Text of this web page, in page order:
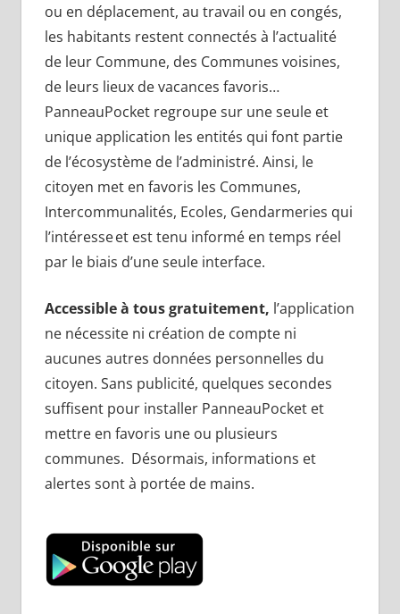
ou en déplacement, au travail ou en congés,
les habitants restent connectés à l’actualité
de leur Commune, des Communes voisines,
de leurs lieux de vacances favoris…
PanneauPocket regroupe sur une seule et
unique application les entités qui font partie
de l’écosystème de l’administré. Ainsi, le
citoyen met en favoris les Communes,
Intercommunalités, Ecoles, Gendarmeries qui
l’intéresse et est tenu informé en temps réel
par le biais d’une seule interface.
Accessible à tous gratuitement, l’application
ne nécessite ni création de compte ni
aucunes autres données personnelles du
citoyen. Sans publicité, quelques secondes
suffisent pour installer PanneauPocket et
mettre en favoris une ou plusieurs
communes. Désormais, informations et
alertes sont à portée de mains.